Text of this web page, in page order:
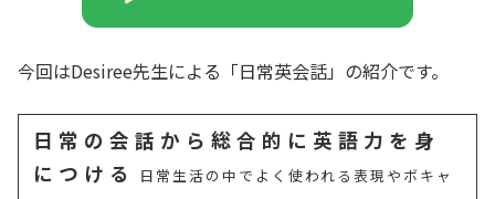
今回はDesiree先生による「日常英会話」の紹介です。
日常の会話から総合的に英語力を身
につける
日常生活の中でよく使われる表現やボキャ